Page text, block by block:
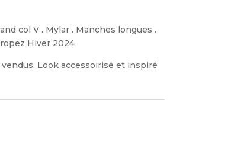
col V . Mylar . Manches longues .
Hiver 2024
Look accessoirisé et inspiré